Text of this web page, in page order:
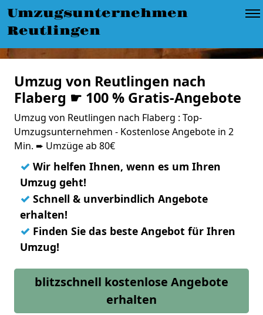
Umzugsunternehmen
Reutlingen
Umzug von Reutlingen nach
Flaberg ☛ 100 % Gratis-Angebote
Umzug von Reutlingen nach Flaberg : Top-
Umzugsunternehmen - Kostenlose Angebote in 2
Min. ➨ Umzüge ab 80€
✓ Wir helfen Ihnen, wenn es um Ihren
Umzug geht!
✓ Schnell & unverbindlich Angebote
erhalten!
✓ Finden Sie das beste Angebot für Ihren
Umzug!
blitzschnell kostenlose Angebote
erhalten